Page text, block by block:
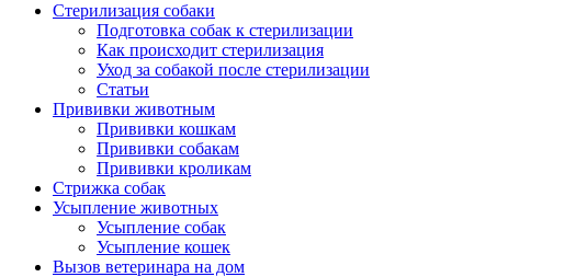
Стерилизация собаки
Подготовка собак к стерилизации
Как происходит стерилизация
Уход за собакой после стерилизации
Статьи
Прививки животным
Прививки кошкам
Прививки собакам
Прививки кроликам
Стрижка собак
Усыпление животных
Усыпление собак
Усыпление кошек
Вызов ветеринара на дом